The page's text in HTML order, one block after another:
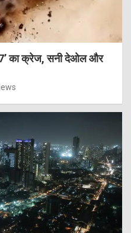
का क्रेज, सनी देओल और